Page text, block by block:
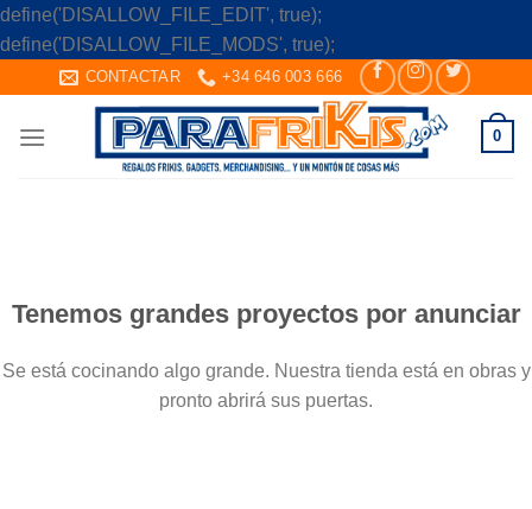
define('DISALLOW_FILE_EDIT', true);
define('DISALLOW_FILE_MODS', true);
to
content
CONTACTAR +34 646 003 666
0
Tenemos grandes proyectos por anunciar
Se está cocinando algo grande. Nuestra tienda está en obras y
pronto abrirá sus puertas.